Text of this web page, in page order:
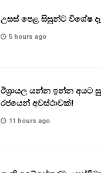
උසස් පෙළ සිසුන්ට විශේෂ
5 hours ago
ඊශ්‍රායල යන්න ඉන්න අයට
‍රජයෙන් අවස්ථාවක්!
11 hours ago